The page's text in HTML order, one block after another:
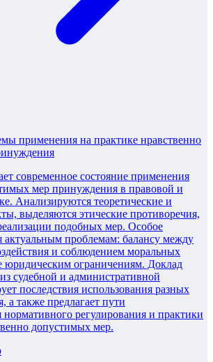
применения на практике нравственно
современное состояние применения
мер принуждения в правовой и
Анализируются теоретические и
выделяются этические противоречия,
подобных мер. Особое
актуальным проблемам: балансу между
и соблюдением моральных
юридическим ограничениям. Доклад
судебной и административной
последствия использования разных
а также предлагает пути
нормативного регулирования и практики
допустимых мер.